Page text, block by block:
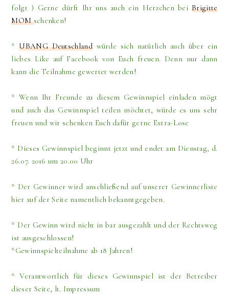
folgt ) Gerne dürft Ihr uns auch ein Herzchen beiBrigitte
MOMschenken!
*UBANG Deutschlandwürde sich natürlich auch über ein
liebes Like auf Facebook von Euch freuen. Denn nur dann
kann die Teilnahme gewertet werden!
* Wenn Ihr Freunde zu diesem Gewinnspiel einladen mögt
und auch das Gewinnspiel teilen möchtet, würde es uns sehr
freuen und wir schenken Euch dafür gerne Extra-Lose
* Dieses Gewinnspiel beginnt jetzt und endet am Dienstag, d.
26.07. 2016 um 20.00 Uhr
* Der Gewinner wird anschließend auf unserer Gewinnerliste
hier auf der Seite namentlich bekanntgegeben.
* Der Gewinn wird nicht in bar ausgezahlt und der Rechtsweg
ist ausgeschlossen!
*Gewinnspielteilnahme ab 18 Jahren!
* Verantwortlich für dieses Gewinnspiel ist der Betreiber
dieser Seite, lt. Impressum